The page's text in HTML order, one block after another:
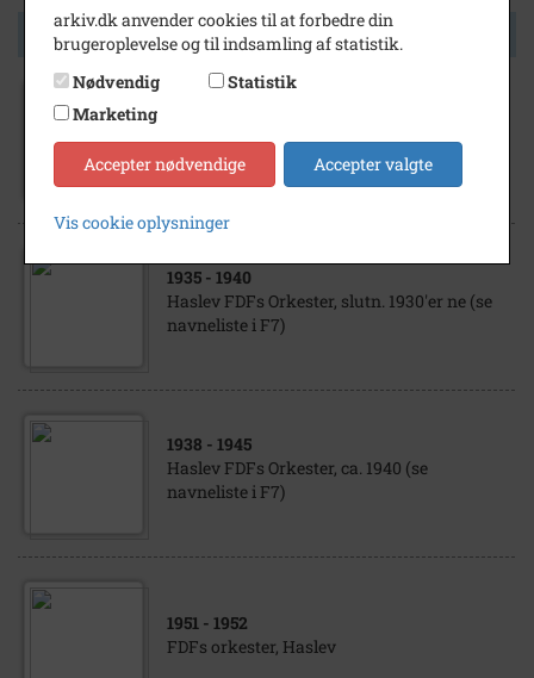
Side 1 af 1
Haslev FDFs Orkester, 11.02.1951
1935 - 1940
Haslev FDFs Orkester, slutn. 1930'er ne (se
navneliste i F7)
1938 - 1945
Haslev FDFs Orkester, ca. 1940 (se
navneliste i F7)
1951 - 1952
FDFs orkester, Haslev
arkiv.dk anvender cookies til at forbedre din
brugeroplevelse og til indsamling af statistik.
Nødvendig
Statistik
Marketing
Accepter nødvendige Accepter valgte
Vis cookie oplysninger